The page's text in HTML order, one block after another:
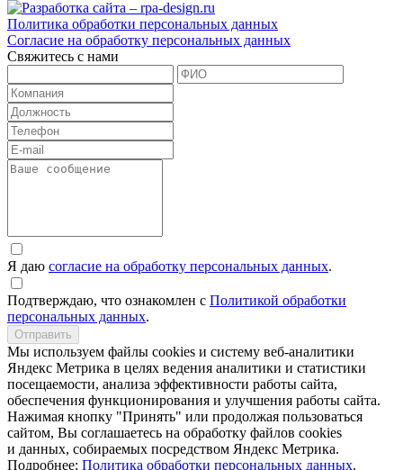
Политика обработки персональных данных
Согласие на обработку персональных данных
Свяжитесь с нами
Я даю согласие на обработку персональных данных.
Подтверждаю, что ознакомлен с Политикой обработки
персональных данных.
Отправить
Мы используем файлы cookies и систему веб-аналитики
Яндекс Метрика в целях ведения аналитики и статистики
посещаемости, анализа эффективности работы сайта,
обеспечения функционирования и улучшения работы сайта.
Нажимая кнопку "Принять" или продолжая пользоваться
сайтом, Вы соглашаетесь на обработку файлов сookies
и данных, собираемых посредством Яндекс Метрика.
Подробнее: Политика обработки персональных данных.